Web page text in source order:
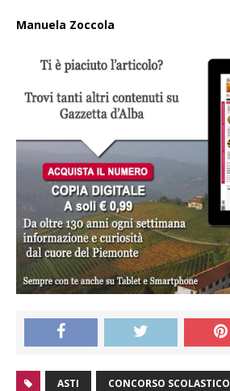
Manuela Zoccola
ASTI CONCORSO SCOLASTICO